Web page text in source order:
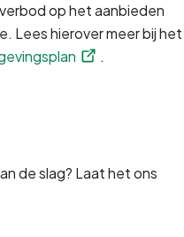
op het aanbieden
Lees hierover meer bij het
.
de slag? Laat het ons